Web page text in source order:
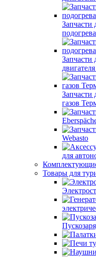
Запчасти
Запчасти
Запчасти
газов
Webasto
для
Товары для